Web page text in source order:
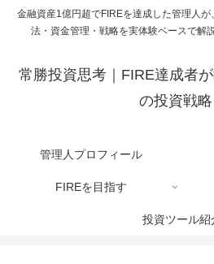
金融資産1億円超でFIREを達成した管理人
法・資金管理・戦略を実体験ベースで解
常勝投資思考｜FIRE達成者
の投資戦略
管理人プロフィール
FIREを目指す
投資ツール紹